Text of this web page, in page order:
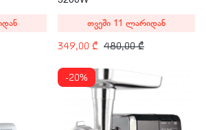
480,00₾
349,00 ₾
თვეში 11 ლარიდან
-20%